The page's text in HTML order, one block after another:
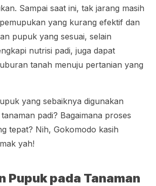
Sampai saat ini, tak jarang masih
yang kurang efektif dan
pupuk yang sesuai, selain
nutrisi padi, juga dapat
tanah menuju pertanian yang
yang sebaiknya digunakan
padi? Bagaimana proses
tepat? Nih, Gokomodo kasih
yah!
Pupuk pada Tanaman